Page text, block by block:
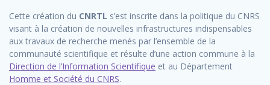
Cette création du CNRTL s’est inscrite dans la politique du CNRS
visant à la création de nouvelles infrastructures indispensables
aux travaux de recherche menés par l’ensemble de la
communauté scientifique et résulte d’une action commune à la
Direction de l’Information Scientifique et au Département
Homme et Société du CNRS.